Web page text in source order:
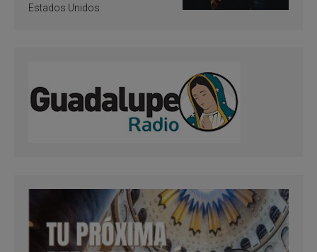
Estados Unidos